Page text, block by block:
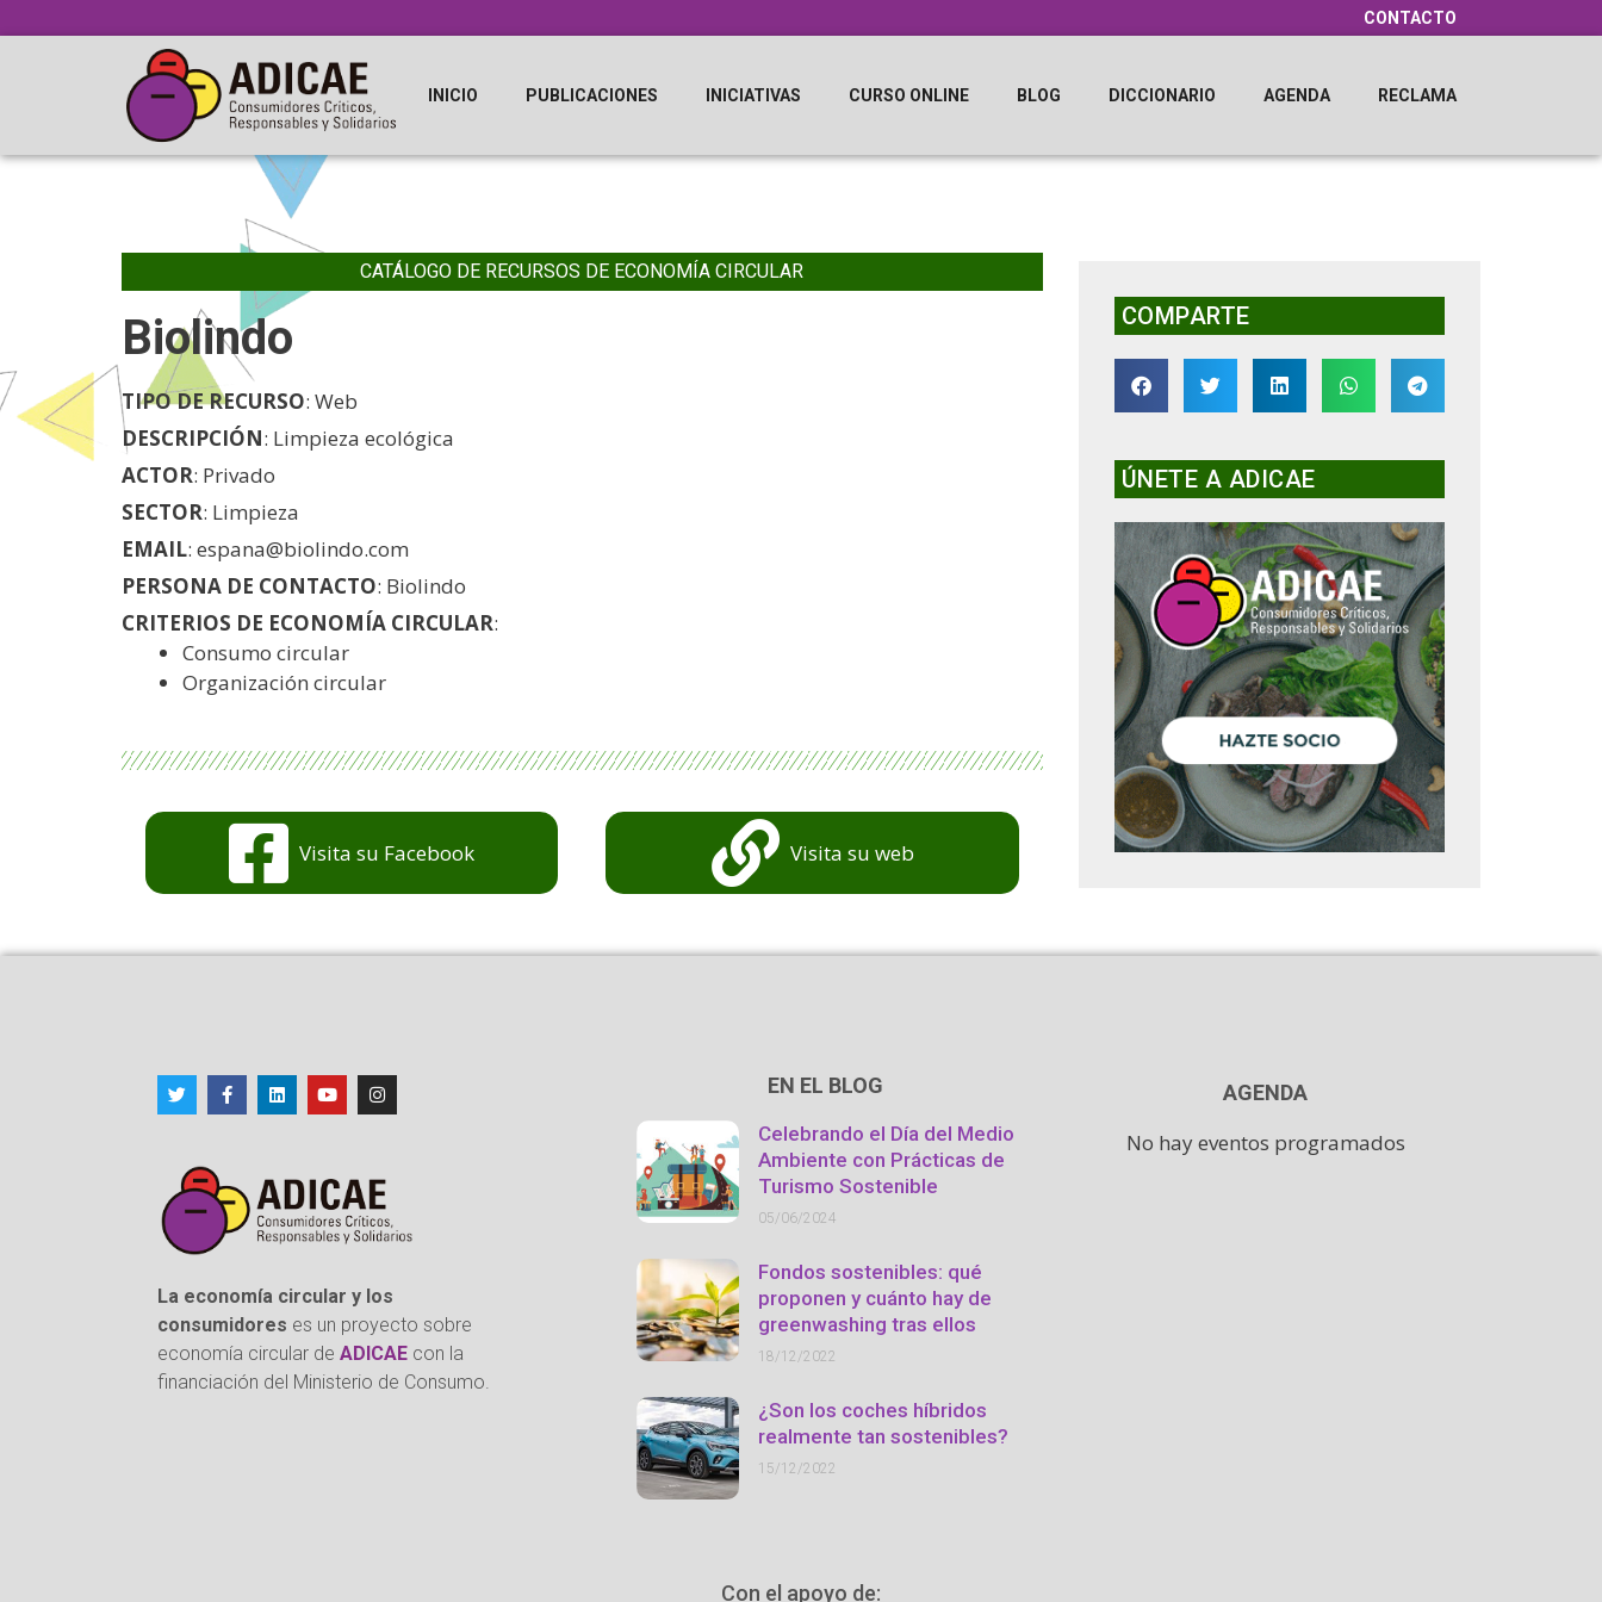
CONTACTO
INICIO PUBLICACIONES INICIATIVAS CURSO ONLINE BLOG DICCIONARIO AGENDA RECLAMA
CATÁLOGO DE RECURSOS DE ECONOMÍA CIRCULAR
Biolindo
TIPO DE RECURSO: Web
DESCRIPCIÓN: Limpieza ecológica
ACTOR: Privado
SECTOR: Limpieza
EMAIL: espana@biolindo.com
PERSONA DE CONTACTO: Biolindo
CRITERIOS DE ECONOMÍA CIRCULAR:
Consumo circular
Organización circular
Visita su Facebook Visita su web
COMPARTE
ÚNETE A ADICAE
La economía circular y los
consumidores es un proyecto sobre
economía circular de ADICAE con la
financiación del Ministerio de Consumo.
EN EL BLOG
Celebrando el Día del Medio
Ambiente con Prácticas de
Turismo Sostenible
05/06/2024
Fondos sostenibles: qué
proponen y cuánto hay de
greenwashing tras ellos
18/12/2022
¿Son los coches híbridos
realmente tan sostenibles?
15/12/2022
AGENDA
No hay eventos programados
Con el apoyo de: